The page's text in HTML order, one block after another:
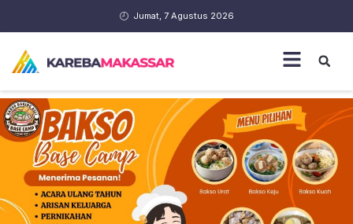
Jumat, 7 Agustus 2026